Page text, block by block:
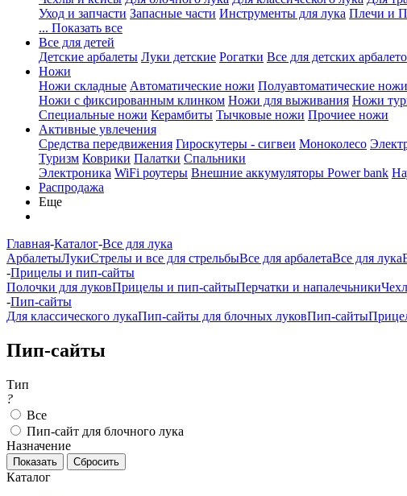
Уход и запчасти Запасные части Инструменты для лука Плечи и
... Показать все
Все для детей
Детские арбалеты Луки детские Рогатки Все для детских
Ножи
Ножи складные Автоматические ножи Полуавтоматические ножи
Ножи с фиксированным клинком Ножи для выживания Ножи
Специальные ножи Керамбиты Тычковые ножи Прочиее ножи
Активные увлечения
Средства передвижения Гироскутеры - сигвеи Моноколесо
Туризм Коврики Палатки Спальники
Электроника WiFi роутеры Внешние аккумуляторы Power bank
Распродажа
Еще
Главная-Каталог-Все для лука
АрбалетыЛукиСтрелы и все для стрельбыВсе для арбалетаВсе для лука
-Прицелы и пип-сайты
Полочки для луковПрицелы и пип-сайтыПерчатки и напалечьники
-Пип-сайты
Для классического лукаПип-сайты для блочных луковПип-сайты
Пип-сайты
Тип
?
Все
Пип-сайт для блочного лука
Назначение
Каталог